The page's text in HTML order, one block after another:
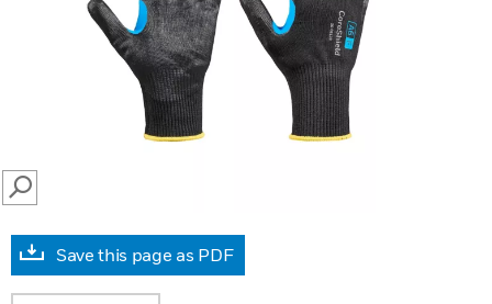
SEARCH
Save this page as PDF